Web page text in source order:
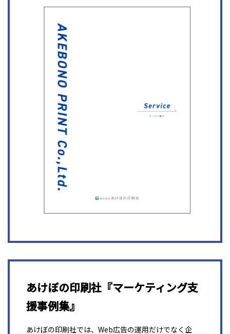
あけぼの印刷社『マーケティング支
援事例集』
あけぼの印刷社では、Web広告の運用だけでなく企